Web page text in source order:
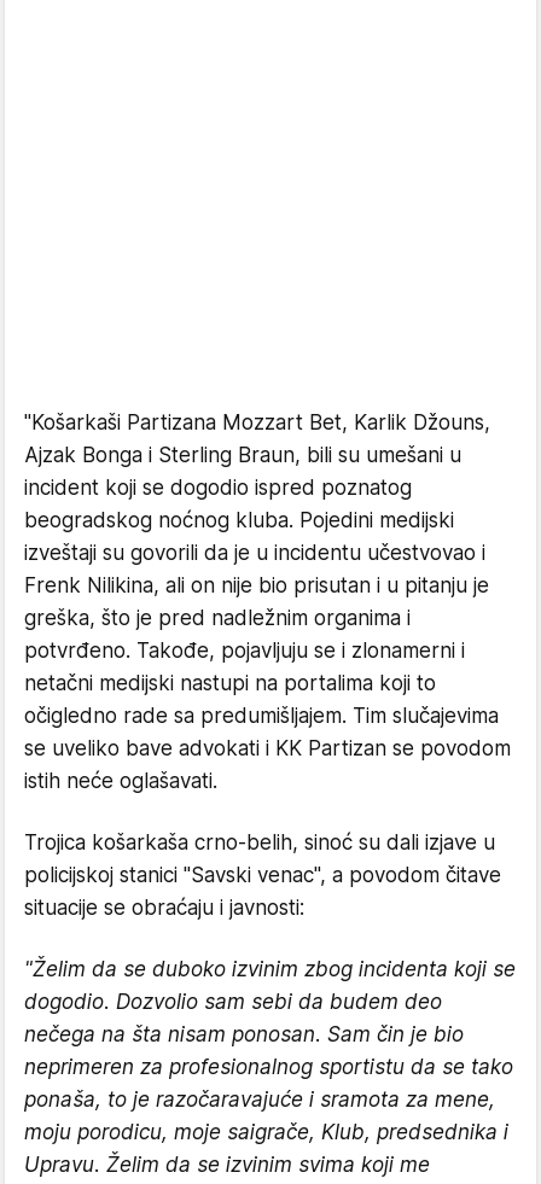
"Košarkaši Partizana Mozzart Bet, Karlik Džouns,
Ajzak Bonga i Sterling Braun, bili su umešani u
incident koji se dogodio ispred poznatog
beogradskog noćnog kluba. Pojedini medijski
izveštaji su govorili da je u incidentu učestvovao i
Frenk Nilikina, ali on nije bio prisutan i u pitanju je
greška, što je pred nadležnim organima i
potvrđeno. Takođe, pojavljuju se i zlonamerni i
netačni medijski nastupi na portalima koji to
očigledno rade sa predumišljajem. Tim slučajevima
se uveliko bave advokati i KK Partizan se povodom
istih neće oglašavati.
Trojica košarkaša crno-belih, sinoć su dali izjave u
policijskoj stanici "Savski venac", a povodom čitave
situacije se obraćaju i javnosti:
"Želim da se duboko izvinim zbog incidenta koji se
dogodio. Dozvolio sam sebi da budem deo
nečega na šta nisam ponosan. Sam čin je bio
neprimeren za profesionalnog sportistu da se tako
ponaša, to je razočaravajuće i sramota za mene,
moju porodicu, moje saigrače, Klub, predsednika i
Upravu. Želim da se izvinim svima koji me